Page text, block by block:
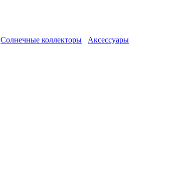
Солнечные коллекторы
Аксессуары